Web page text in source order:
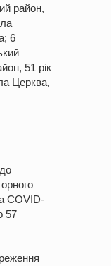
район,
6
51 рік
Церква,
COVID-
57